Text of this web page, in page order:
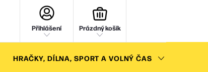
Přihlášení Prázdný košík
HRAČKY, DÍLNA, SPORT A VOLNÝ ČAS